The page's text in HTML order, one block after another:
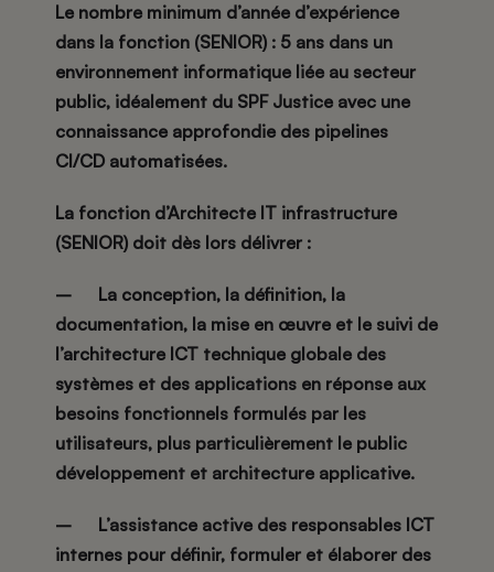
Le nombre minimum d’année d’expérience
dans la fonction (SENIOR) : 5 ans dans un
environnement informatique liée au secteur
public, idéalement du SPF Justice avec une
connaissance approfondie des pipelines
CI/CD automatisées.
La fonction d’Architecte IT infrastructure
(SENIOR) doit dès lors délivrer :
– La conception, la définition, la
documentation, la mise en œuvre et le suivi de
l’architecture ICT technique globale des
systèmes et des applications en réponse aux
besoins fonctionnels formulés par les
utilisateurs, plus particulièrement le public
développement et architecture applicative.
– L’assistance active des responsables ICT
internes pour définir, formuler et élaborer des